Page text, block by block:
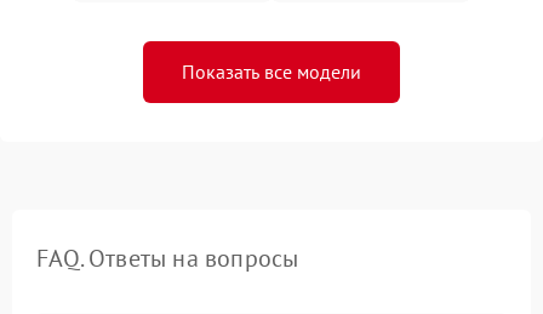
Показать все модели
FAQ. Ответы на вопросы